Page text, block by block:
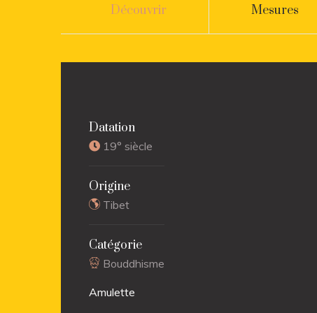
Découvrir Mesures
Datation
19° siècle
Origine
Tibet
Catégorie
Bouddhisme
Amulette